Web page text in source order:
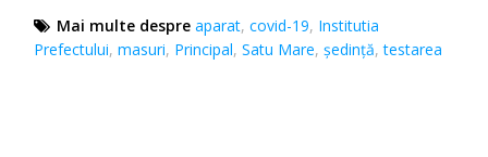
Mai multe despre aparat,covid-19, Institutia
Prefectului,masuri, Principal,Satu Mare,ședință,testarea